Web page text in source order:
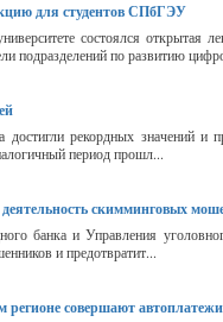
для студентов СПбГЭУ
состоялся открытая
подразделений по развитию
рекордных значений и
период прошл...
скимминговых
банка и Управления
и предотвратит...
регионе совершают